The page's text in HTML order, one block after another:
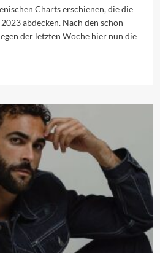
Charts erschienen, die die
abdecken. Nach den schon
der letzten Woche hier nun die